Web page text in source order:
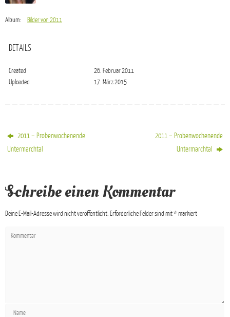
Album: Bilder von 2011
DETAILS
Created
26. Februar 2011
Uploaded
17. März 2015
2011 – Probenwochenende
Untermarchtal
2011 – Probenwochenende
Untermarchtal
Schreibe einen Kommentar
Deine E-Mail-Adresse wird nicht veröffentlicht. Erforderliche Felder sind mit*markiert